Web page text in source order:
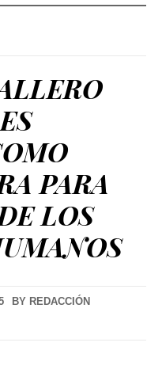
PARA
LOS
BY REDACCIÓN